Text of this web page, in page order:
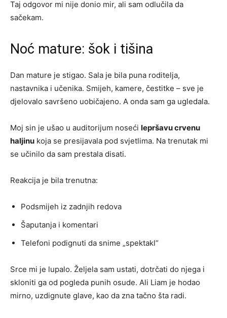
Taj odgovor mi nije donio mir, ali sam odlučila da
sačekam.
Noć mature: šok i tišina
Dan mature je stigao. Sala je bila puna roditelja,
nastavnika i učenika. Smijeh, kamere, čestitke – sve je
djelovalo savršeno uobičajeno. A onda sam ga ugledala.
Moj sin je ušao u auditorijum noseći lepršavu crvenu
haljinu koja se presijavala pod svjetlima. Na trenutak mi
se učinilo da sam prestala disati.
Reakcija je bila trenutna:
Podsmijeh iz zadnjih redova
Šaputanja i komentari
Telefoni podignuti da snime „spektakl“
Srce mi je lupalo. Željela sam ustati, dotrčati do njega i
skloniti ga od pogleda punih osude. Ali Liam je hodao
mirno, uzdignute glave, kao da zna tačno šta radi.